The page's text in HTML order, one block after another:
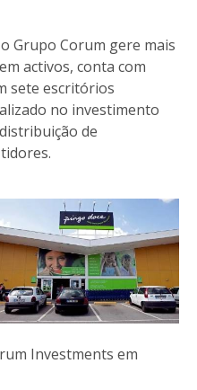
Grupo Corum gere mais
activos, conta com
sete escritórios
no investimento
de
Investments em